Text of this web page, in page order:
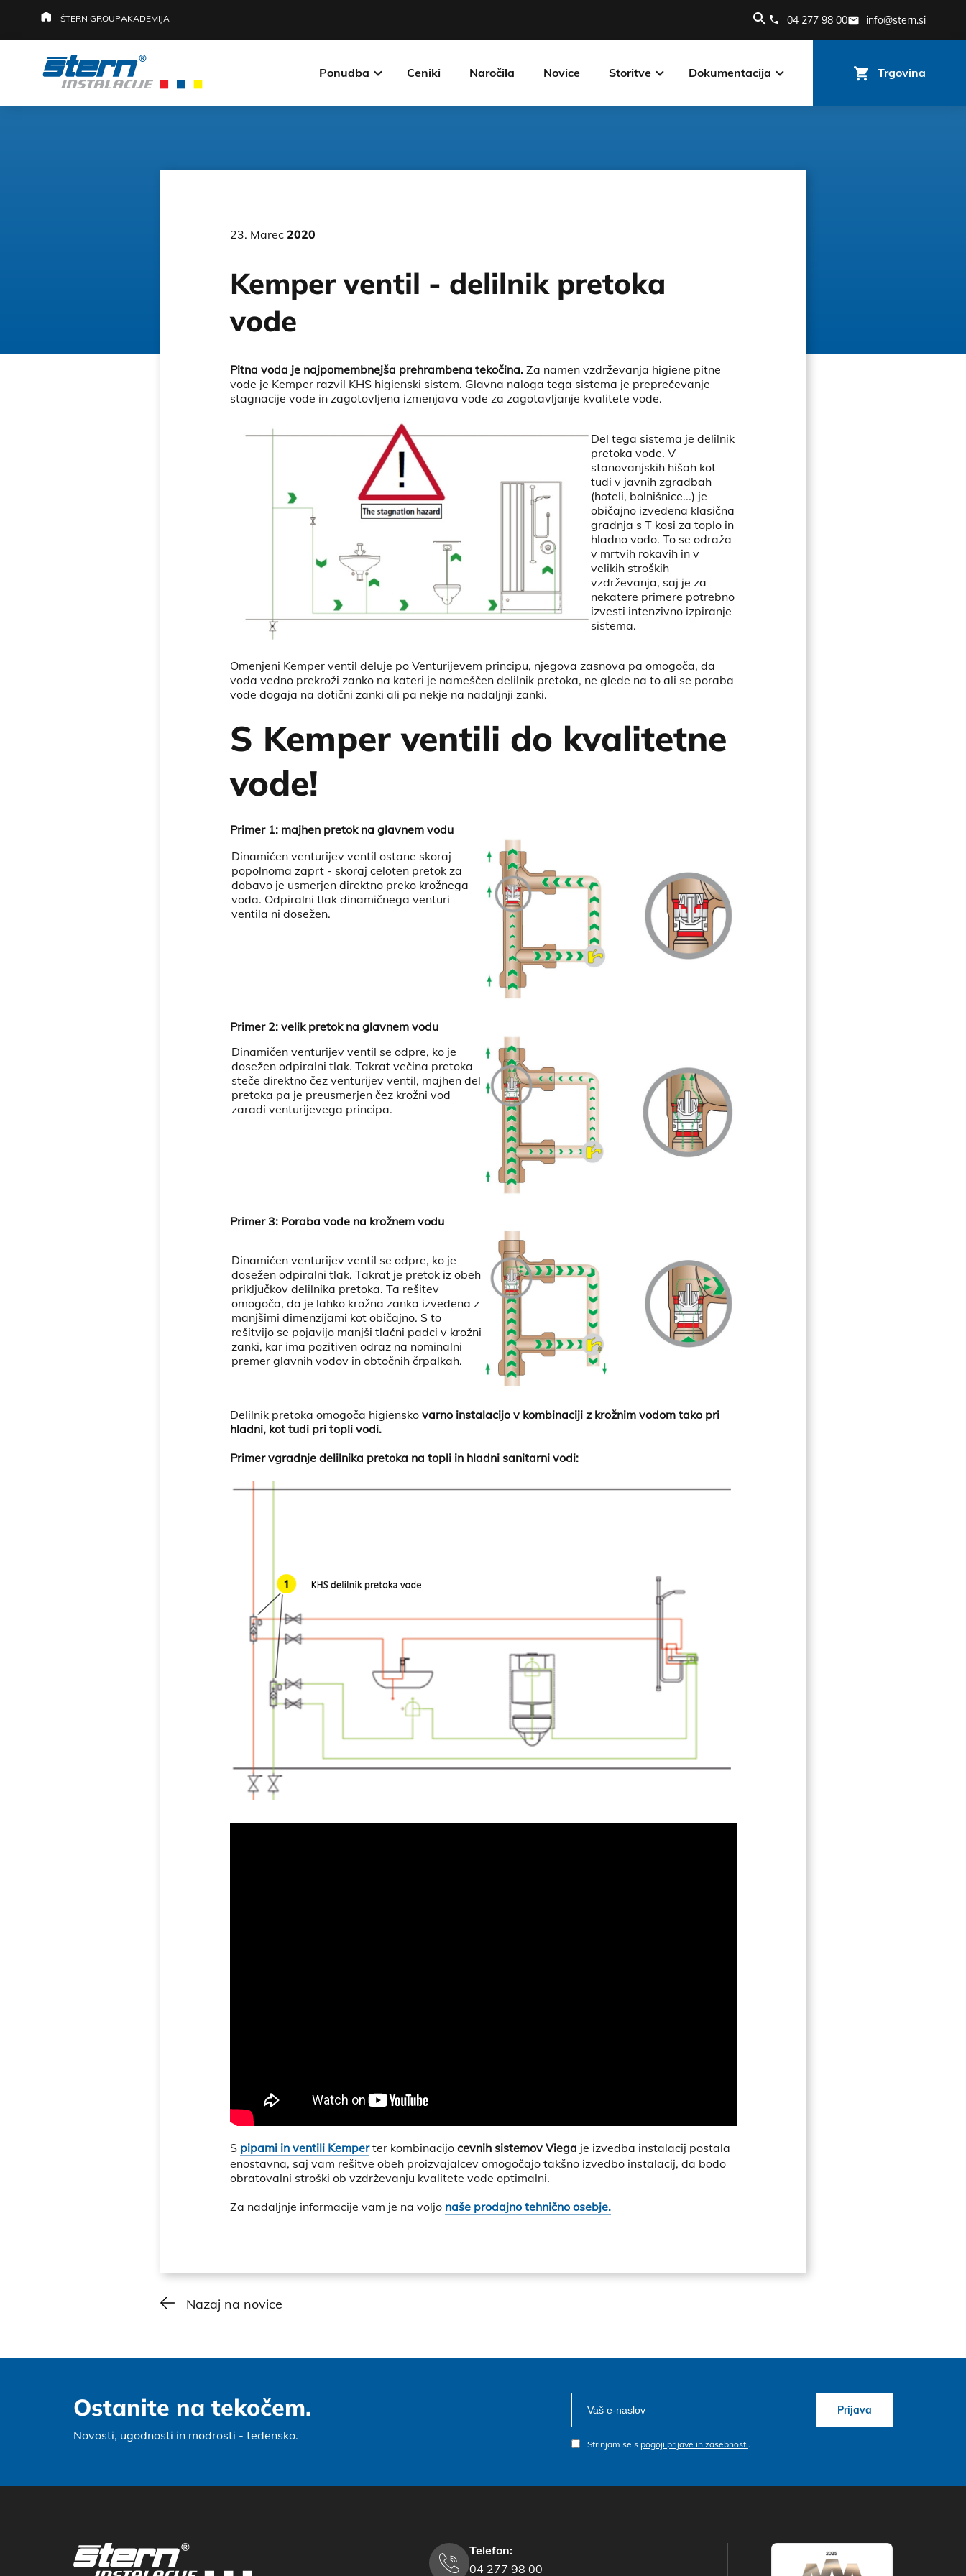
ŠTERN GROUPAKADEMIJA 04 277 98 00 info@stern.si
Ponudba Ceniki Naročila Novice Storitve Dokumentacija Trgovina
23. Marec 2020
Kemper ventil - delilnik pretoka
vode
Pitna voda je najpomembnejša prehrambena tekočina. Za namen vzdrževanja higiene pitne
vode je Kemper razvil KHS higienski sistem. Glavna naloga tega sistema je preprečevanje
stagnacije vode in zagotovljena izmenjava vode za zagotavljanje kvalitete vode.
Del tega sistema je delilnik
pretoka vode. V
stanovanjskih hišah kot
tudi v javnih zgradbah
(hoteli, bolnišnice...) je
običajno izvedena klasična
gradnja s T kosi za toplo in
hladno vodo. To se odraža
v mrtvih rokavih in v
velikih stroških
vzdrževanja, saj je za
nekatere primere potrebno
izvesti intenzivno izpiranje
sistema.
Omenjeni Kemper ventil deluje po Venturijevem principu, njegova zasnova pa omogoča, da
voda vedno prekroži zanko na kateri je nameščen delilnik pretoka, ne glede na to ali se poraba
vode dogaja na dotični zanki ali pa nekje na nadaljnji zanki.
S Kemper ventili do kvalitetne
vode!
Primer 1: majhen pretok na glavnem vodu
Dinamičen venturijev ventil ostane skoraj
popolnoma zaprt - skoraj celoten pretok za
dobavo je usmerjen direktno preko krožnega
voda. Odpiralni tlak dinamičnega venturi
ventila ni dosežen.
Primer 2: velik pretok na glavnem vodu
Dinamičen venturijev ventil se odpre, ko je
dosežen odpiralni tlak. Takrat večina pretoka
steče direktno čez venturijev ventil, majhen del
pretoka pa je preusmerjen čez krožni vod
zaradi venturijevega principa.
Primer 3: Poraba vode na krožnem vodu
Dinamičen venturijev ventil se odpre, ko je
dosežen odpiralni tlak. Takrat je pretok iz obeh
priključkov delilnika pretoka. Ta rešitev
omogoča, da je lahko krožna zanka izvedena z
manjšimi dimenzijami kot običajno. S to
rešitvijo se pojavijo manjši tlačni padci v krožni
zanki, kar ima pozitiven odraz na nominalni
premer glavnih vodov in obtočnih črpalkah.
Delilnik pretoka omogoča higiensko varno instalacijo v kombinaciji z krožnim vodom tako pri
hladni, kot tudi pri topli vodi.
Primer vgradnje delilnika pretoka na topli in hladni sanitarni vodi:
S pipami in ventili Kemperter kombinacijo cevnih sistemov Viega je izvedba instalacij postala
enostavna, saj vam rešitve obeh proizvajalcev omogočajo takšno izvedbo instalacij, da bodo
obratovalni stroški ob vzdrževanju kvalitete vode optimalni.
Za nadaljnje informacije vam je na voljo naše prodajno tehnično osebje.
Nazaj na novice
Ostanite na tekočem.
Novosti, ugodnosti in modrosti - tedensko.
Prijava
Strinjam se s pogoji prijave in zasebnosti.
Telefon:
04 277 98 00